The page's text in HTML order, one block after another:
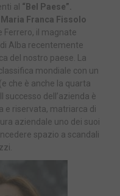
al “Bel Paese”.
Franca Fissolo
Ferrero, il magnate
Alba recentemente
del nostro paese. La
mondiale con un
che è anche la quarta
successo dell’azienda è
e riservata, matriarca di
aziendale uno dei suoi
spazio a scandali